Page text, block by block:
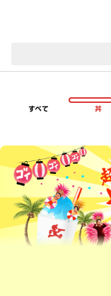
すべて 丼
超ゴイゴイヤスー夏祭